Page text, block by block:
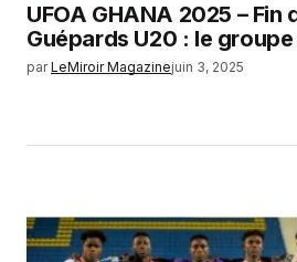
UFOA GHANA 2025 –
Guépards U20 : le
par LeMiroir Magazinejuin 3, 2025